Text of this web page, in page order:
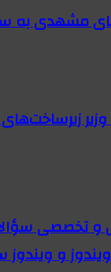
مشهدی به
وزیر
و تخصصی
و ویندوز